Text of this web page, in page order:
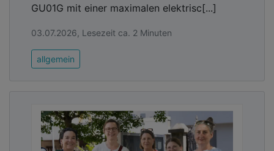
GU01G mit einer maximalen elektrisc[...]
03.07.2026, Lesezeit ca. 2 Minuten
allgemein